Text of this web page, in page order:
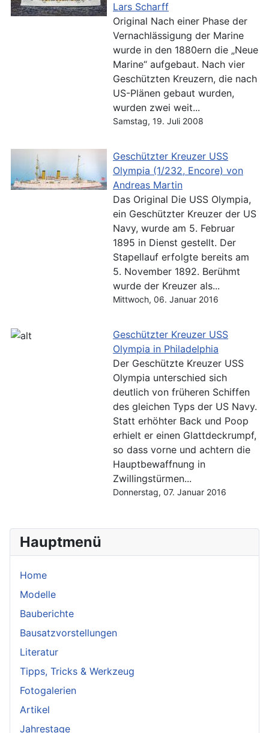
Hauptmenü
Home
Modelle
Bauberichte
Bausatzvorstellungen
Literatur
Tipps, Tricks & Werkzeug
Fotogalerien
Artikel
Jahrestage
Lars Scharff
Original Nach einer Phase der
Vernachlässigung der Marine
wurde in den 1880ern die „Neue
Marine“ aufgebaut. Nach vier
Geschützten Kreuzern, die nach
US-Plänen gebaut wurden,
wurden zwei weit...
Samstag, 19. Juli 2008
Geschützter Kreuzer USS
Olympia (1/232, Encore) von
Andreas Martin
Das Original Die USS Olympia,
ein Geschützter Kreuzer der US
Navy, wurde am 5. Februar
1895 in Dienst gestellt. Der
Stapellauf erfolgte bereits am
5. November 1892. Berühmt
wurde der Kreuzer als...
Mittwoch, 06. Januar 2016
Geschützter Kreuzer USS
Olympia in Philadelphia
Der Geschützte Kreuzer USS
Olympia unterschied sich
deutlich von früheren Schiffen
des gleichen Typs der US Navy.
Statt erhöhter Back und Poop
erhielt er einen Glattdeckrumpf,
so dass vorne und achtern die
Hauptbewaffnung in
Zwillingstürmen...
Donnerstag, 07. Januar 2016